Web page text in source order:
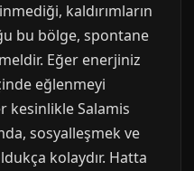
kaldırımların
bu bölge, spontane
Eğer enerjiniz
eğlenmeyi
kesinlikle Salamis
sosyalleşmek ve
kolaydır. Hatta